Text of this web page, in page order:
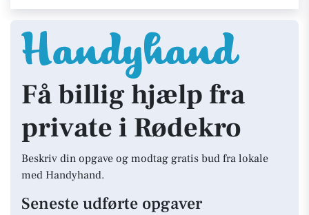
Få billig hjælp fra
private i Rødekro
Beskriv din opgave og modtag gratis bud fra lokale
med Handyhand.
Seneste udførte opgaver